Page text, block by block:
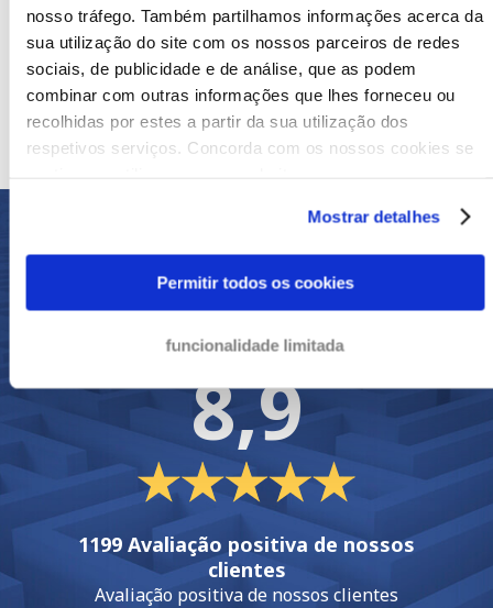
nosso tráfego. Também partilhamos informações acerca da
sua utilização do site com os nossos parceiros de redes
sociais, de publicidade e de análise, que as podem
combinar com outras informações que lhes forneceu ou
recolhidas por estes a partir da sua utilização dos
respetivos serviços. Concorda com os nossos cookies se
Mostrar detalhes
Permitir todos os cookies
funcionalidade limitada
E-mail
+31 20 810 00 11
NOSSAS
CONQUISTAS
8,9
1199 Avaliação positiva de nossos
clientes
Avaliação positiva de nossos clientes